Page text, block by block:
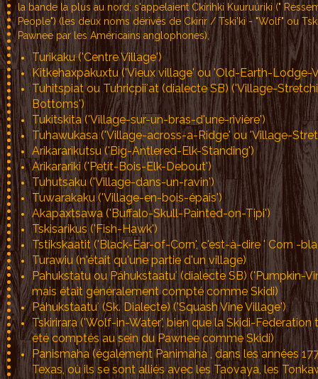
la bande la plus au nord; s'appelaient Ckírihki Kuuruúriki ("
People") (les deux noms dérivés de Ckirir / Tski'ki - "Wolf" ou
Pawnee par les Américains anglophones),
Turikaku ('Centre Village')
Kitkehaxpakuxtu ('Vieux village' ou 'Old-Earth-Lodge-
Tuhitspiat ou Tuhricpiiʾat (dialecte SB) ('Village-
Bottoms')
Tukitskita ('Village-sur-un-bras-d'une-rivière')
Tuhawukasa ('Village-across-a-Ridge' ou 'Village-
Arikararikutsu ('Big-Antlered-Elk-Standing')
Arikarariki ('Petit-Bois-Elk-Debout')
Tuhutsaku ('Village-dans-un-ravin')
Tuwarakaku ('Village-en-bois-épais')
Akapaxtsawa ('Buffalo-Skull-Painted-on-Tipi')
Tskisarikus ('Fish-Hawk')
Tstikskaatit ('Black-Ear-of-Corn', c'est-à-dire ' Corn -
Turawiu (n'était qu'une partie d'un village)
Pahukstatu ou Páhukstaatuʾ (dialecte SB) ('Pumpkin-
mais était généralement compté comme Skidi)
Páhukstaatuʾ (Sk. Dialecte) ('Squash Vine Village')
Tskirirara ('Wolf-in-Water', bien que la Skidi-
été comptés au sein du Pawnee comme Skidi)
Panismaha (également Panimaha , dans les années
Texas, où ils se sont alliés avec les Taovaya, les